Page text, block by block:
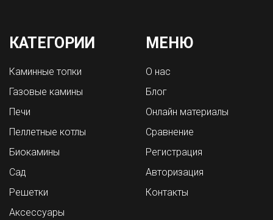
КАТЕГОРИИ
Каминные топки
Газовые камины
Печи
Пеллетные котлы
Биокамины
Сад
Решетки
Аксессуары
МЕНЮ
О нас
Блог
Онлайн материалы
Сравнение
Регистрация
Авторизация
Контакты